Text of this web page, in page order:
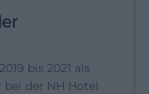
bis 2021 als
der NH Hotel